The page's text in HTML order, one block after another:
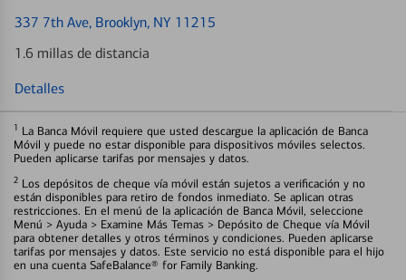
337 7th Ave, Brooklyn, NY 11215
1.6 millas de distancia
Detalles
1 La Banca Móvil requiere que usted descargue la aplicación de Banca
Móvil y puede no estar disponible para dispositivos móviles selectos.
Pueden aplicarse tarifas por mensajes y datos.
2 Los depósitos de cheque vía móvil están sujetos a verificación y no
están disponibles para retiro de fondos inmediato. Se aplican otras
restricciones. En el menú de la aplicación de Banca Móvil, seleccione
Menú > Ayuda > Examine Más Temas > Depósito de Cheque vía Móvil
para obtener detalles y otros términos y condiciones. Pueden aplicarse
tarifas por mensajes y datos. Este servicio no está disponible para el hijo
en una cuenta SafeBalance® for Family Banking.